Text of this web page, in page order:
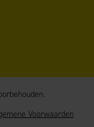
Voorwaarden